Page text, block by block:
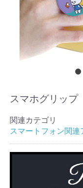
スマホグリップ
関連カテゴリ
スマートフォン関連